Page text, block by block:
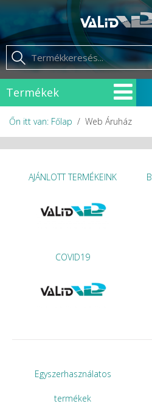
Termékek
Őn itt van: Főlap Web Áruház
AJÁNLOTT TERMÉKEINK
COVID19
Egyszerhasználatos
termékek